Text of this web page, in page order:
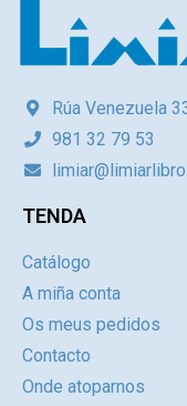
Rúa Venezuela
981 32 79 53
TENDA
Catálogo
A miña conta
Os meus pedidos
Contacto
Onde atoparnos